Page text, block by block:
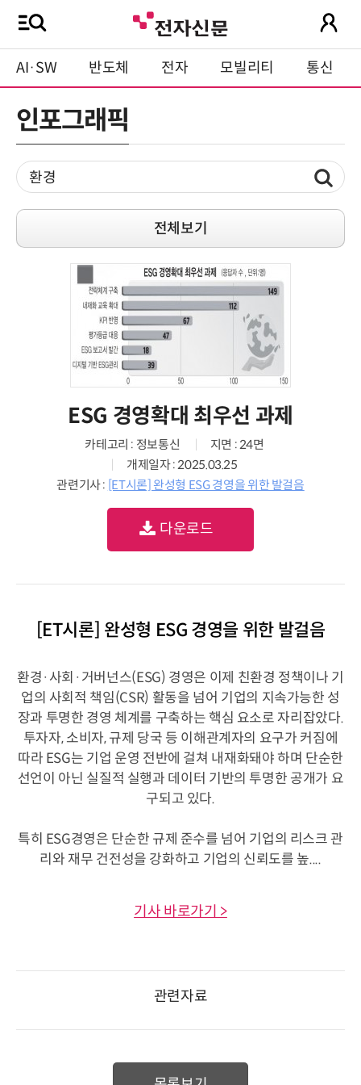
AI·SW 반도체 전자 모빌리티 통신
인포그래픽
전체보기
ESG 경영확대 최우선 과제
카테고리 : 정보통신
지면 : 24면
개제일자 : 2025.03.25
관련기사 : [ET시론] 완성형 ESG 경영을 위한 발걸음
다운로드
[ET시론] 완성형 ESG 경영을 위한 발걸음
환경·사회·거버넌스(ESG) 경영은 이제 친환경 정책이나 기
업의 사회적 책임(CSR) 활동을 넘어 기업의 지속가능한 성
장과 투명한 경영 체계를 구축하는 핵심 요소로 자리잡았다.
투자자, 소비자, 규제 당국 등 이해관계자의 요구가 커짐에
따라 ESG는 기업 운영 전반에 걸쳐 내재화돼야 하며 단순한
선언이 아닌 실질적 실행과 데이터 기반의 투명한 공개가 요
구되고 있다.
특히 ESG경영은 단순한 규제 준수를 넘어 기업의 리스크 관
리와 재무 건전성을 강화하고 기업의 신뢰도를 높....
기사 바로가기 >
관련자료